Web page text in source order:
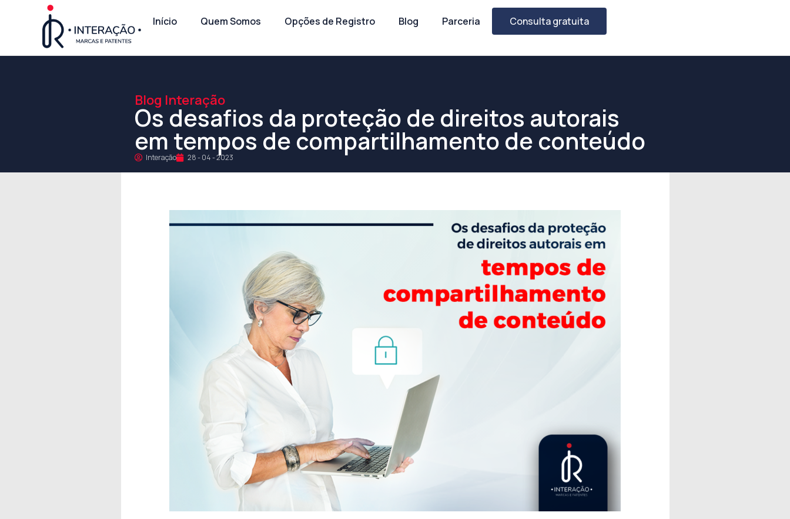
Início Quem Somos Opções de Registro Blog Parceria Consulta gratuita
Blog Interação
Os desafios da proteção de direitos autorais
em tempos de compartilhamento de conteúdo
Interação 28 - 04 - 2023